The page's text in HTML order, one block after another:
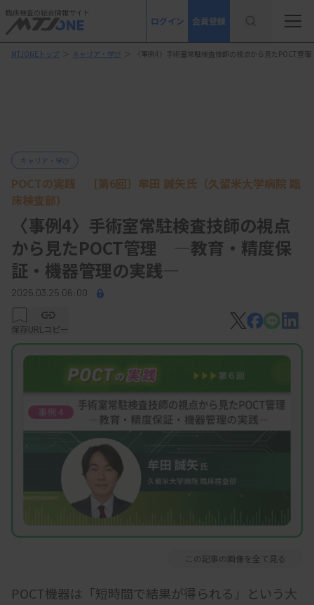
臨床検査の総合情報サイト
ログイン 会員登録
MTJONEトップ ＞ キャリア・学び ＞ 〈事例4〉手術室常駐検査技師の視点から見たPOCT
キャリア・学び
POCTの実践 ［第6回］牟田 誠矢氏（久留米大学病院 臨
床検査部）
〈事例4〉手術室常駐検査技師の視点
から見たPOCT管理 ―教育・精度保
証・機器管理の実践―
2026.03.25 06:00
保存URLコピー
この記事の画像を全て見る
POCT機器は「短時間で結果が得られる」という大